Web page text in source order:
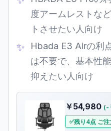
度アームレストな
トさせたい人向け
Hbada E3 Airの利
は不要で、基本性
抑えたい人向け
￥54,980 (-
残り4点 ご注